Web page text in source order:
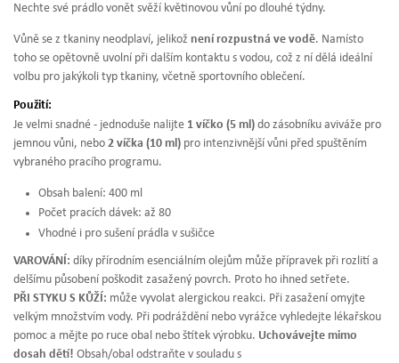
Nechte své prádlo vonět svěží květinovou vůní po dlouhé týdny.
Vůně se z tkaniny neodplaví, jelikož není rozpustná ve vodě. Namísto
toho se opětovně uvolní při dalším kontaktu s vodou, což z ní dělá ideální
volbu pro jakýkoli typ tkaniny, včetně sportovního oblečení.
Použití:
Je velmi snadné - jednoduše nalijte 1 víčko (5 ml) do zásobníku aviváže pro
jemnou vůni, nebo 2 víčka (10 ml) pro intenzivnější vůni před spuštěním
vybraného pracího programu.
Obsah balení: 400 ml
Počet pracích dávek: až 80
Vhodné i pro sušení prádla v sušičce
VAROVÁNÍ: díky přírodním esenciálním olejům může přípravek při rozlití a
delšímu působení poškodit zasažený povrch. Proto ho ihned setřete.
PŘI STYKU S KŮŽÍ: může vyvolat alergickou reakci. Při zasažení omyjte
velkým množstvím vody. Při podráždění nebo vyrážce vyhledejte lékařskou
pomoc a mějte po ruce obal nebo štítek výrobku. Uchovávejte mimo
dosah dětí! Obsah/obal odstraňte v souladu s